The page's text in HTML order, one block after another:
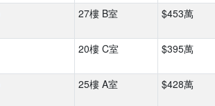
27樓 B室 $453萬
20樓 C室 $395萬
25樓 A室 $428萬